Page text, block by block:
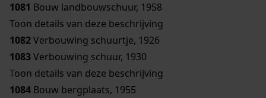
1081 Bouw landbouwschuur, 1958
Toon details van deze beschrijving
1082Verbouwing schuurtje, 1926
1083Verbouwing schuur, 1930
Toon details van deze beschrijving
1084 Bouw bergplaats, 1955